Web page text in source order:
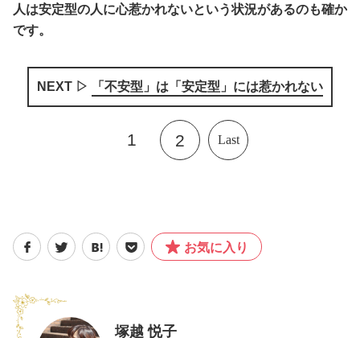
人は安定型の人に心惹かれないという状況があるのも確か
です。
NEXT ▷ 「不安型」は「安定型」には惹かれない
1 2 Last
お気に入り
塚越 悦子